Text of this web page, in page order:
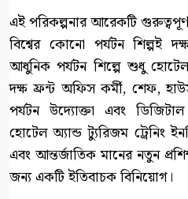
এই পরিকল্পনার আরেকটি
বিশ্বের কোনো পর্যটন শিল্পই
আধুনিক পর্যটন শিল্পে শুধু
দক্ষ ফ্রন্ট অফিস কর্মী, শেফ,
পর্যটন উদ্যোক্তা এবং ডিজিটাল
হোটেল অ্যান্ড ট্যুরিজম ট্রেনিং
এবং আন্তর্জাতিক মানের নতুন
জন্য একটি ইতিবাচক বিনিয়োগ।